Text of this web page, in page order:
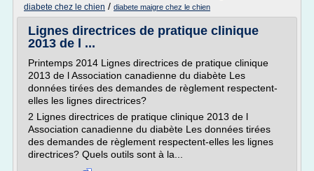
diabete chez le chien / diabete maigre chez le chien
Lignes directrices de pratique clinique
2013 de l ...
Printemps 2014 Lignes directrices de pratique clinique
2013 de l Association canadienne du diabète Les
données tirées des demandes de règlement respectent-
elles les lignes directrices?
2 Lignes directrices de pratique clinique 2013 de l
Association canadienne du diabète Les données tirées
des demandes de règlement respectent-elles les lignes
directrices? Quels outils sont à la...